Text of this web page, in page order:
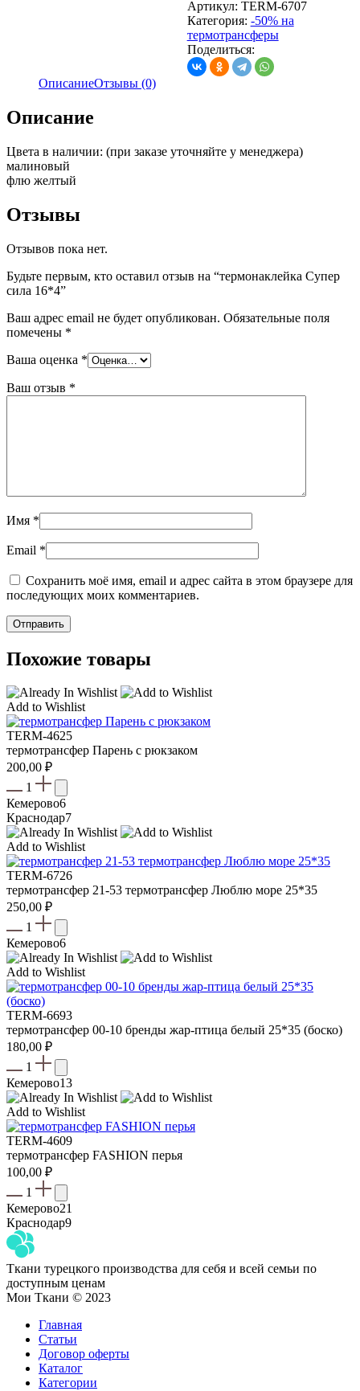
Артикул: TERM-6707
Категория: -50% на
термотрансферы
Поделиться:
ОписаниеОтзывы (0)
Описание
Цвета в наличии: (при заказе уточняйте у менеджера)
малиновый
флю желтый
Отзывы
Отзывов пока нет.
Будьте первым, кто оставил отзыв на “термонаклейка Супер
сила 16*4”
Ваш адрес email не будет опубликован. Обязательные поля
помечены *
Ваша оценка *
Ваш отзыв *
Имя *
Email *
Сохранить моё имя, email и адрес сайта в этом браузере для
последующих моих комментариев.
Похожие товары
Add to Wishlist
TERM-4625
термотрансфер Парень с рюкзаком
200,00 ₽
1
Кемерово6
Краснодар7
Add to Wishlist
TERM-6726
термотрансфер 21-53 термотрансфер Люблю море 25*35
250,00 ₽
1
Кемерово6
Add to Wishlist
TERM-6693
термотрансфер 00-10 бренды жар-птица белый 25*35 (боско)
180,00 ₽
1
Кемерово13
Add to Wishlist
TERM-4609
термотрансфер FASHION перья
100,00 ₽
1
Кемерово21
Краснодар9
Ткани турецкого производства для себя и всей семьи по
доступным ценам
Мои Ткани © 2023
Главная
Статьи
Договор оферты
Каталог
Категории